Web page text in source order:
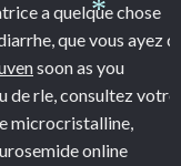
a quelque chose
que vous ayez dj
soon as you
de rle, consultez votre
microcristalline,
online
*